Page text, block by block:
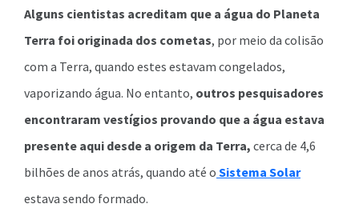
Alguns cientistas acreditam que a água do Planeta
Terra foi originada dos cometas, por meio da colisão
com a Terra, quando estes estavam congelados,
vaporizando água. No entanto, outros pesquisadores
encontraram vestígios provando que a água estava
presente aqui desde a origem da Terra, cerca de 4,6
bilhões de anos atrás, quando até o Sistema Solar
estava sendo formado.